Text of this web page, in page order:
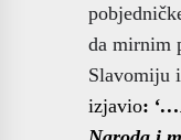
da mirnim
Slavomiju
izjavio: